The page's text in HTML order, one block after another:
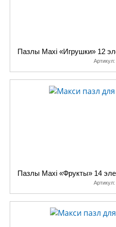
Пазлы Maxi «Игрушки» 12
Артикул:
Пазлы Maxi «Фрукты» 14
Артикул: